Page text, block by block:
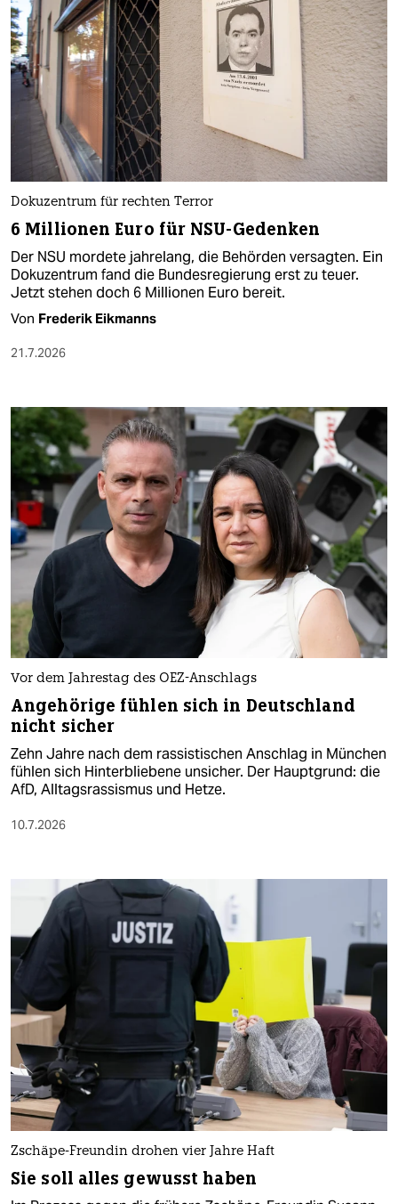
Dokuzentrum für rechten Terror
6 Millionen Euro für NSU-Gedenken
Der NSU mordete jahrelang, die Behörden versagten. Ein
Dokuzentrum fand die Bundesregierung erst zu teuer.
Jetzt stehen doch 6 Millionen Euro bereit.
Von Frederik Eikmanns
21.7.2026
Vor dem Jahrestag des OEZ-Anschlags
Angehörige fühlen sich in Deutschland
nicht sicher
Zehn Jahre nach dem rassistischen Anschlag in München
fühlen sich Hinterbliebene unsicher. Der Hauptgrund: die
AfD, Alltagsrassismus und Hetze.
10.7.2026
Zschäpe-Freundin drohen vier Jahre Haft
Sie soll alles gewusst haben